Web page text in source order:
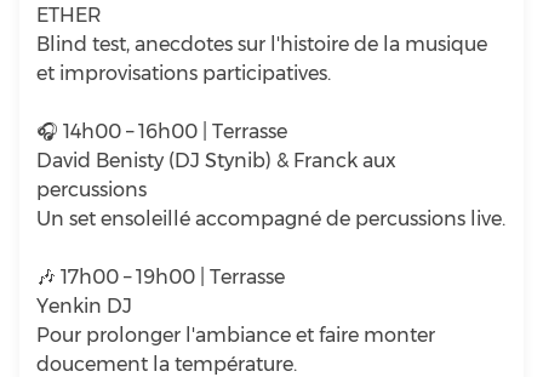
ETHER
Blind test, anecdotes sur l'histoire de la musique
et improvisations participatives.
🎧 14h00 – 16h00 | Terrasse
David Benisty (DJ Stynib) & Franck aux
percussions
Un set ensoleillé accompagné de percussions live.
🎶 17h00 – 19h00 | Terrasse
Yenkin DJ
Pour prolonger l'ambiance et faire monter
doucement la température.